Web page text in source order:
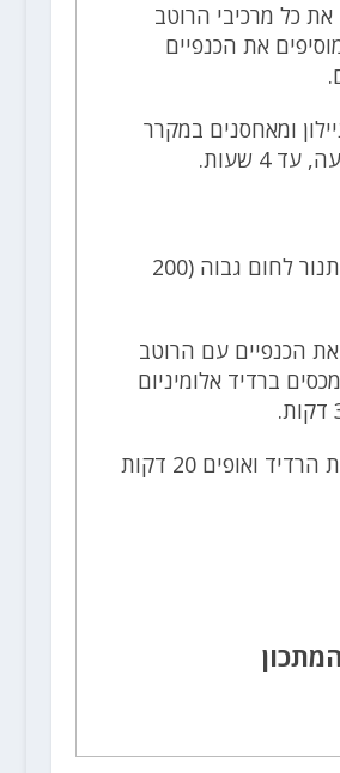
כל מרכיבי הרוטב
את הכנפיים
ומאחסנים במקרר
4 שעות.
מחממים תנור לחום גבוה (200
הכנפיים עם הרוטב
ברדיד אלומיניום
מסירים את הרדיד ואופים 20 דקות